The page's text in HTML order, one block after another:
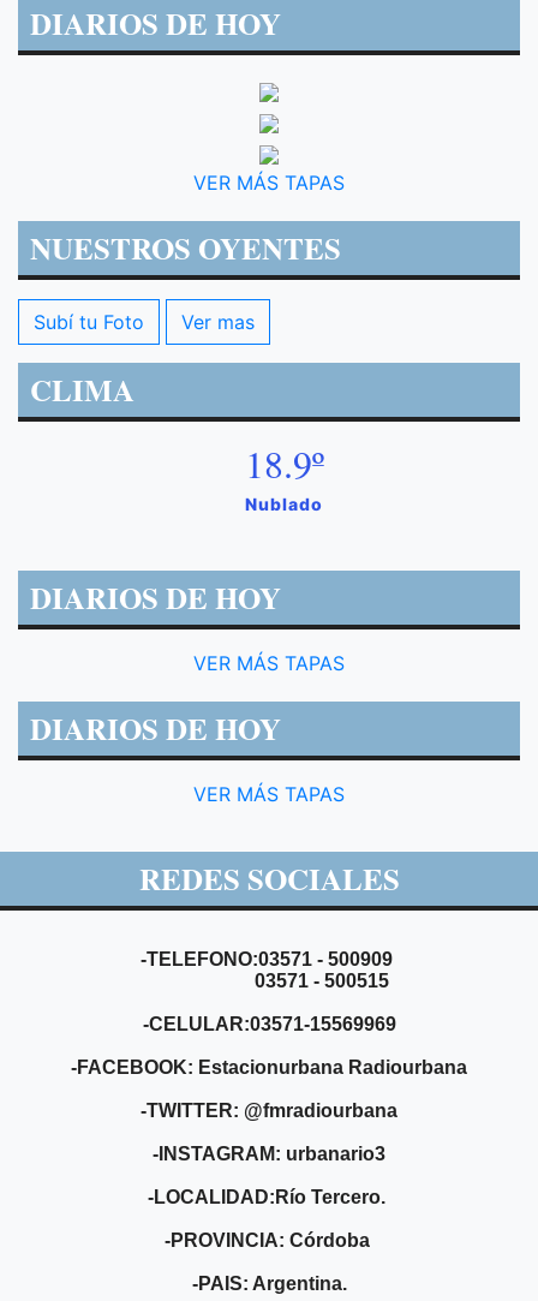
DIARIOS DE HOY
VER MÁS TAPAS
NUESTROS OYENTES
Subí tu Foto Ver mas
CLIMA
18.9º
Nublado
DIARIOS DE HOY
VER MÁS TAPAS
DIARIOS DE HOY
VER MÁS TAPAS
REDES SOCIALES
-TELEFONO:03571 - 500909
03571 - 500515
-CELULAR:03571-15569969
-FACEBOOK: Estacionurbana Radiourbana
-TWITTER: @fmradiourbana
-INSTAGRAM: urbanario3
-LOCALIDAD:Río Tercero.
-PROVINCIA: Córdoba
-PAIS: Argentina.